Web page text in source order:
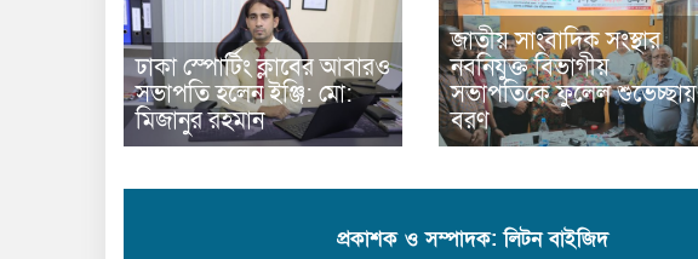
ঢাকা স্পোর্টিং ক্লাবের আবারও
সভাপতি হলেন ইঞ্জি: মো:
মিজানুর রহমান
জাতীয় সাংবাদিক সংস্থার
নবনিযুক্ত বিভাগীয়
সভাপতিকে ফুলেল শুভেচ্ছায়
বরণ
প্রকাশক ও সম্পাদক: লিটন বাইজিদ